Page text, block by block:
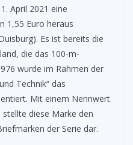
April 2021 eine
1,55 Euro heraus
Es ist bereits die
die das 100-m-
wurde im Rahmen der
Technik“ das
Mit einem Nennwert
diese Marke den
der Serie dar.